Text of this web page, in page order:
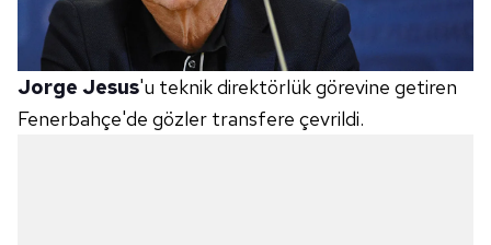
Jorge Jesus'u teknik direktörlük görevine getiren
Fenerbahçe'de gözler transfere çevrildi.